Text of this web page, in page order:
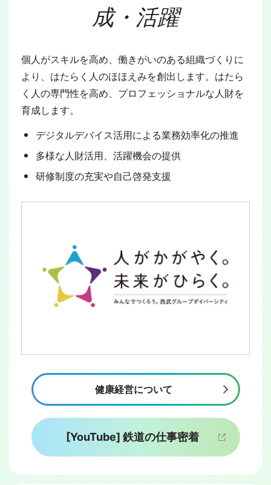
成・活躍
健康経営について
[YouTube] 鉄道の仕事密着
個人がスキルを高め、働きがいのある組織づくりに
より、はたらく人のほほえみを創出します。はたら
く人の専門性を高め、プロフェッショナルな人財を
育成します。
デジタルデバイス活用による業務効率化の推進
多様な人財活用、活躍機会の提供
研修制度の充実や自己啓発支援